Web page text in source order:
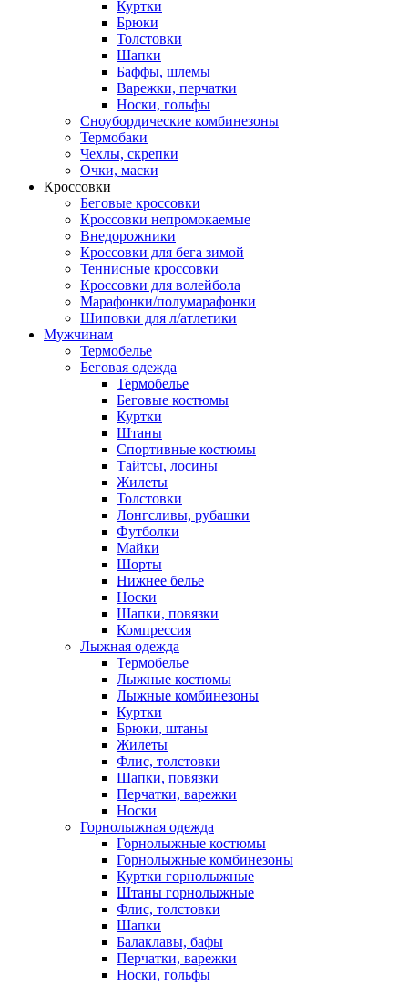
Куртки
Брюки
Толстовки
Шапки
Баффы, шлемы
Варежки, перчатки
Носки, гольфы
Сноубордические комбинезоны
Термобаки
Чехлы, скрепки
Очки, маски
Кроссовки
Беговые кроссовки
Кроссовки непромокаемые
Внедорожники
Кроссовки для бега зимой
Теннисные кроссовки
Кроссовки для волейбола
Марафонки/полумарафонки
Шиповки для л/атлетики
Мужчинам
Термобелье
Беговая одежда
Термобелье
Беговые костюмы
Куртки
Штаны
Спортивные костюмы
Тайтсы, лосины
Жилеты
Толстовки
Лонгсливы, рубашки
Футболки
Майки
Шорты
Нижнее белье
Носки
Шапки, повязки
Компрессия
Лыжная одежда
Термобелье
Лыжные костюмы
Лыжные комбинезоны
Куртки
Брюки, штаны
Жилеты
Флис, толстовки
Шапки, повязки
Перчатки, варежки
Носки
Горнолыжная одежда
Горнолыжные костюмы
Горнолыжные комбинезоны
Куртки горнолыжные
Штаны горнолыжные
Флис, толстовки
Шапки
Балаклавы, бафы
Перчатки, варежки
Носки, гольфы